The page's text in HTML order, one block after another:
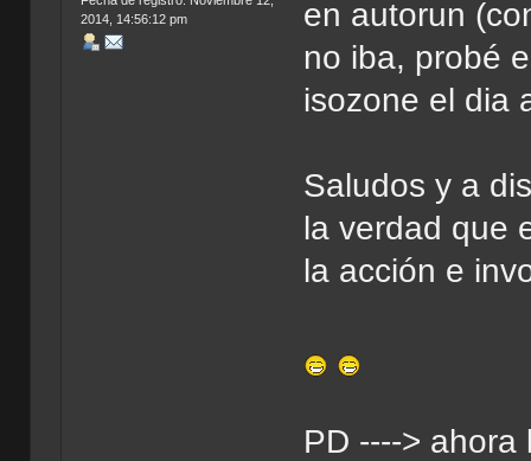
2014, 14:56:12 pm
en autorun
no iba, probé
isozone el dia
Saludos y a
la verdad que
la acción e
PD ---->